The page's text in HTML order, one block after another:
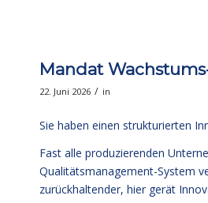
Mandat
22. Juni 2026 / in
Sie haben einen strukturierten
Fast alle produzierenden
Qualitätsmanagement-System
zurückhaltender, hier gerät